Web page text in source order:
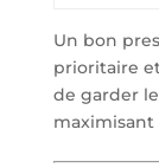
Un bon
prioritaire
de garder
maximisant